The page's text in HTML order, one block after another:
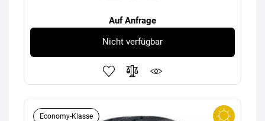
Auf Anfrage
Nicht verfügbar
Economy-Klasse